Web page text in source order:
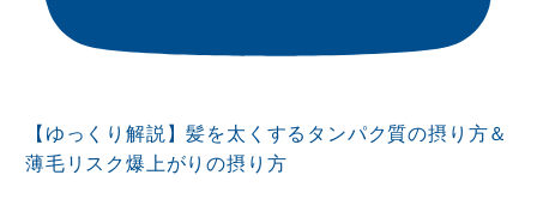
【ゆっくり解説】髪を太くするタンパク質の摂り方＆
薄毛リスク爆上がりの摂り方